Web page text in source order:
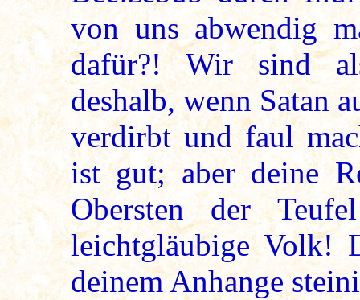
von uns abwendig
dafür?! Wir sind
deshalb, wenn Satan
verdirbt und faul
ist gut; aber deine
Obersten der
leichtgläubige Volk!
deinem Anhange